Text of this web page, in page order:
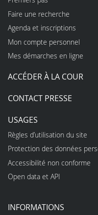
Faire une recherche
Agenda et inscriptions
Mon compte personnel
Mes démarches en ligne
ACCÉDER À LA COUR
CONTACT PRESSE
USAGES
Règles d’utilisation du site
Protection des données
Accessibilité non conforme
Open data et API
INFORMATIONS